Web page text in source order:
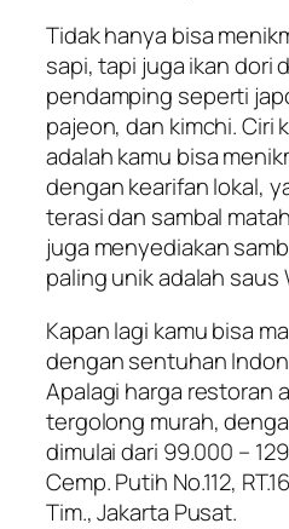
Tidak hanya bisa
sapi, tapi juga ikan dori
pendamping seperti
pajeon, dan kimchi. Ciri
adalah kamu bisa
dengan kearifan lokal,
terasi dan sambal
juga menyediakan
paling unik adalah saus
Kapan lagi kamu bisa
dengan sentuhan
Apalagi harga restoran
tergolong murah,
dimulai dari 99.000 –
Cemp. Putih No.112,
Tim., Jakarta Pusat.